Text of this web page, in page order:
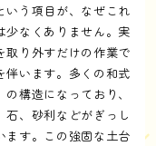
いう項目が、なぜこれ
少なくありません。実
取り外すだけの作業で
伴います。多くの和式
構造になっており、
石、砂利などがぎっし
ます。この強固な土台